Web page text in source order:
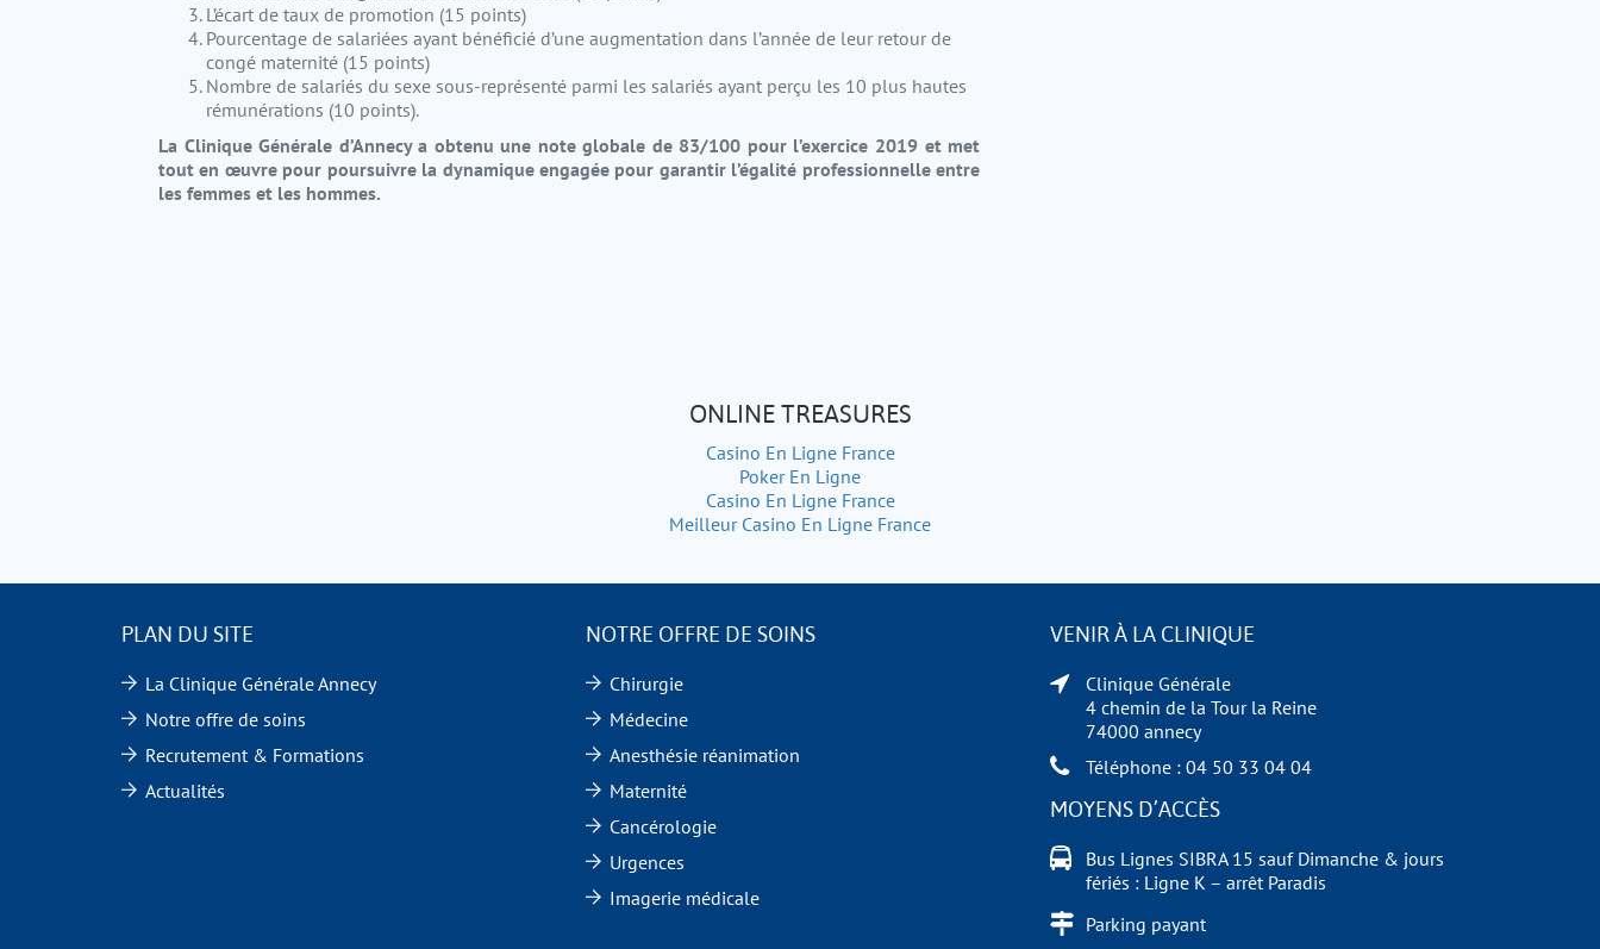
L’écart de taux de promotion (15 points)
Pourcentage de salariées ayant bénéficié d’une augmentation dans l’année de leur retour de
congé maternité (15 points)
Nombre de salariés du sexe sous-représenté parmi les salariés ayant perçu les 10 plus hautes
rémunérations (10 points).
La Clinique Générale d’Annecy a obtenu une note globale de 83/100 pour l’exercice 2019 et met
tout en œuvre pour poursuivre la dynamique engagée pour garantir l’égalité professionnelle entre
les femmes et les hommes.
ONLINE TREASURES
Casino En Ligne France
Poker En Ligne
Casino En Ligne France
Meilleur Casino En Ligne France
PLAN DU SITE
La Clinique Générale Annecy
Notre offre de soins
Recrutement & Formations
Actualités
NOTRE OFFRE DE SOINS
Chirurgie
Médecine
Anesthésie réanimation
Maternité
Cancérologie
Urgences
Imagerie médicale
VENIR À LA CLINIQUE
Clinique Générale
4 chemin de la Tour la Reine
74000 annecy
Téléphone : 04 50 33 04 04
MOYENS D’ACCÈS
Bus Lignes SIBRA 15 sauf Dimanche & jours
fériés : Ligne K – arrêt Paradis
Parking payant